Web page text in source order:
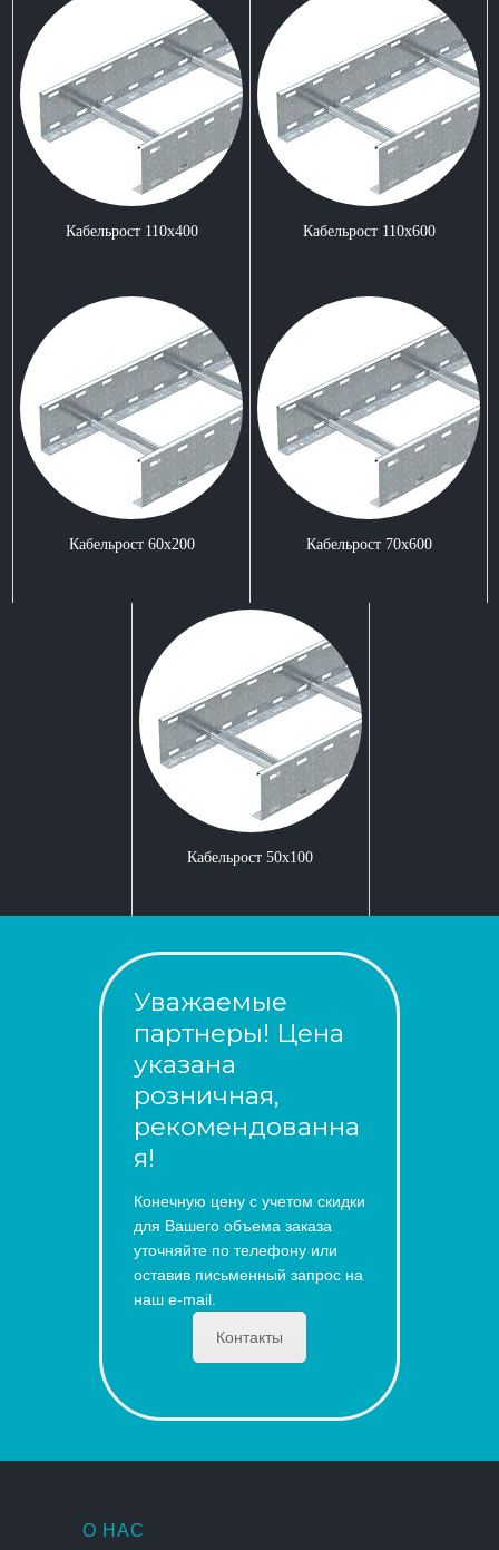
Кабельрост 110x400 Кабельрост 110x600
Кабельрост 60x200 Кабельрост 70x600
Кабельрост 50x100
Уважаемые
партнеры! Цена
указана
розничная,
рекомендованна
я!
Конечную цену с учетом скидки
для Вашего объема заказа
уточняйте по телефону или
оставив письменный запрос на
наш e-mail.
Контакты
О НАС